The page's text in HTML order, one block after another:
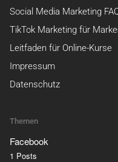
Social Media Marketing
TikTok Marketing für
Leitfaden für Online-Kurse
Impressum
Datenschutz
Themen
Facebook
1 Posts